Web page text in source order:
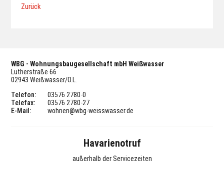
Zurück
WBG - Wohnungsbaugesellschaft mbH Weißwasser
Lutherstraße 66
02943 Weißwasser/O.L.
Telefon:
03576 2780-0
Telefax:
03576 2780-27
E-Mail:
wohnen@wbg-weisswasser.de
Havarienotruf
außerhalb der Servicezeiten